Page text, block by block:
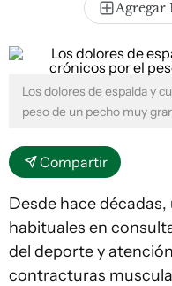
Agregar
Los dolores de espalda y
peso de un pecho muy
Compartir
Desde hace
habituales en
del deporte y
contracturas